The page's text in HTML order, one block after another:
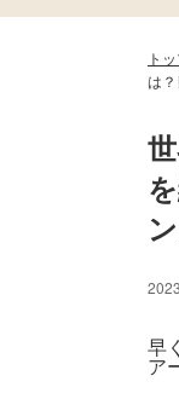
ト
は
早
ア